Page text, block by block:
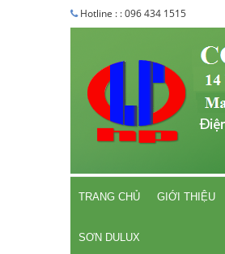
Hotline : : 096 434 1515
TRANG CHỦ GIỚI THIỆU
SƠN DULUX